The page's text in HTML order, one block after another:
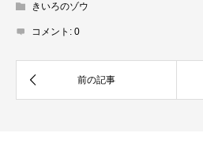
きいろのゾウ
コメント: 0